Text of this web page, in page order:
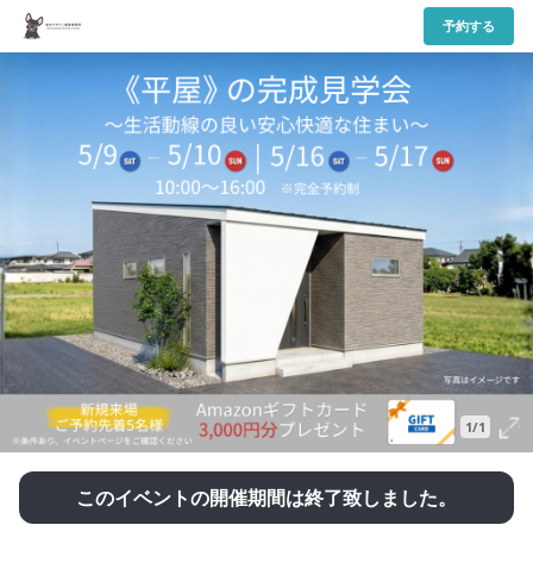
予約する
1/1
このイベントの開催期間は終了致しました。